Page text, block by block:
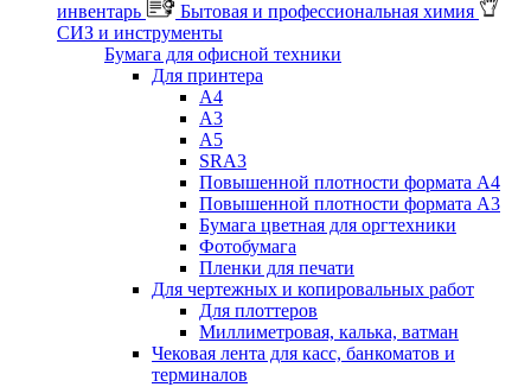
инвентарь
Бытовая и профессиональная химия
СИЗ и инструменты
Бумага для офисной техники
Для принтера
А4
А3
А5
SRA3
Повышенной плотности формата А4
Повышенной плотности формата А3
Бумага цветная для оргтехники
Фотобумага
Пленки для печати
Для чертежных и копировальных работ
Для плоттеров
Миллиметровая, калька, ватман
Чековая лента для касс, банкоматов и
терминалов